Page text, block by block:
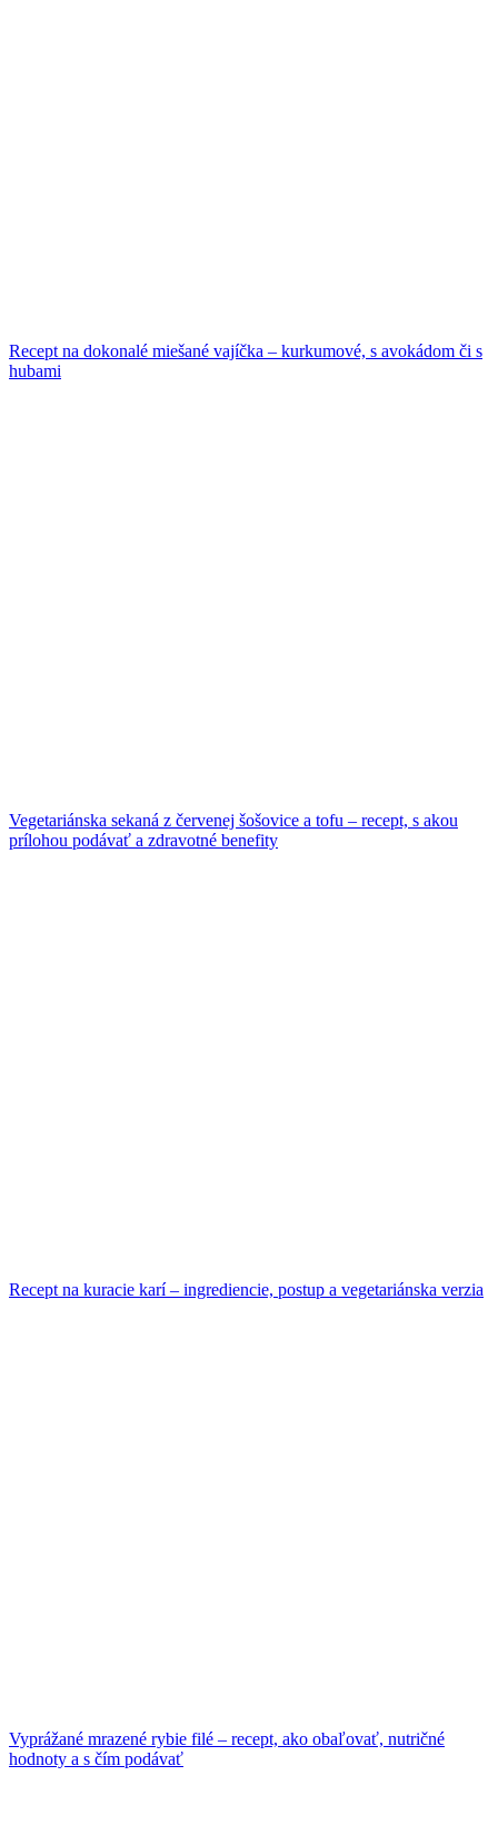
Recept na dokonalé miešané vajíčka – kurkumové, s avokádom či s
hubami
Vegetariánska sekaná z červenej šošovice a tofu – recept, s akou
prílohou podávať a zdravotné benefity
Recept na kuracie karí – ingrediencie, postup a vegetariánska verzia
Vyprážané mrazené rybie filé – recept, ako obaľovať, nutričné
hodnoty a s čím podávať